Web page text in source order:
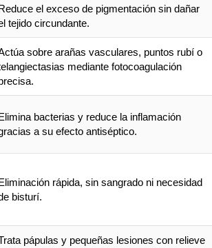
el exceso de pigmentación sin dañar
tejido circundante.
sobre arañas vasculares, puntos rubí o
mediante fotocoagulación
bacterias y reduce la inflamación
a su efecto antiséptico.
rápida, sin sangrado ni necesidad
bisturí.
pápulas y pequeñas lesiones con relieve